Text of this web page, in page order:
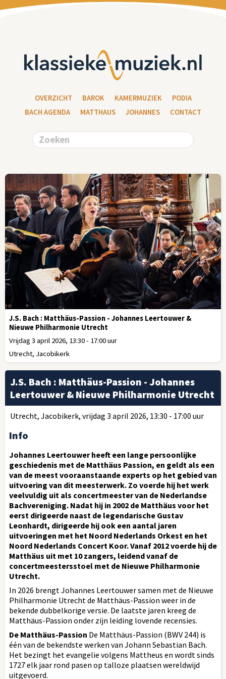
OVERZICHT BAROK KAMERMUZIEK
PODIA
BACH AGENDA
MATTHAUS JOHANNES CONTACT
J.S. Bach : Matthäus-Passion - Johannes Leertouwer &
Nieuwe Philharmonie Utrecht
Vrijdag 3 april 2026, 13:30 - 17:00 uur
Utrecht, Jacobikerk
J.S. Bach : Matthäus-Passion - Johannes
Leertouwer & Nieuwe Philharmonie Utrecht
Utrecht, Jacobikerk, vrijdag 3 april 2026, 13:30 - 17:00 uur
Info
Johannes Leertouwer heeft een lange persoonlijke
geschiedenis met de Matthäus Passion, en geldt als een
van de meest vooraanstaande experts op het gebied van
uitvoering van dit meesterwerk. Zo voerde hij het werk
veelvuldig uit als concertmeester van de Nederlandse
Bachvereniging. Nadat hij in 2002 de Matthäus voor het
eerst dirigeerde naast de legendarische Gustav
Leonhardt, dirigeerde hij ook een aantal jaren
uitvoeringen met het Noord Nederlands Orkest en het
Noord Nederlands Concert Koor. Vanaf 2012 voerde hij de
Matthäus uit met 10 zangers, leidend vanaf de
concertmeestersstoel met de Nieuwe Philharmonie
Utrecht.
In 2026 brengt Johannes Leertouwer samen met de Nieuwe
Philharmonie Utrecht de Matthäus-Passion weer in de
bekende dubbelkorige versie. De laatste jaren kreeg de
Matthäus-Passion onder zijn leiding lovende recensies.
De Matthäus-Passion De Matthäus-Passion (BWV 244) is
één van de bekendste werken van Johann Sebastian Bach.
Het bezingt het evangelie volgens Mattheus en wordt sinds
1727 elk jaar rond pasen op talloze plaatsen wereldwijd
uitgevoerd.